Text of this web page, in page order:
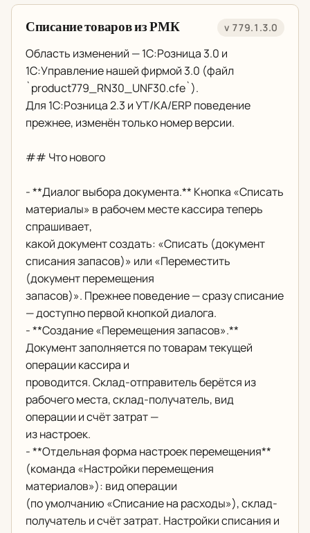
Списание товаров из РМК v 779.1.3.0
Область изменений — 1С:Розница 3.0 и
1С:Управление нашей фирмой 3.0 (файл
`product779_RN30_UNF30.cfe`).
Для 1С:Розница 2.3 и УТ/КА/ERP поведение
прежнее, изменён только номер версии.
## Что нового
- **Диалог выбора документа.** Кнопка «Списать
материалы» в рабочем месте кассира теперь
спрашивает,
какой документ создать: «Списать (документ
списания запасов)» или «Переместить
(документ перемещения
запасов)». Прежнее поведение — сразу списание
— доступно первой кнопкой диалога.
- **Создание «Перемещения запасов».**
Документ заполняется по товарам текущей
операции кассира и
проводится. Склад-отправитель берётся из
рабочего места, склад-получатель, вид
операции и счёт затрат —
из настроек.
- **Отдельная форма настроек перемещения**
(команда «Настройки перемещения
материалов»): вид операции
(по умолчанию «Списание на расходы»), склад-
получатель и счёт затрат. Настройки списания и